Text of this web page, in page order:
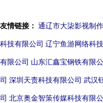
友情链接： 通辽市大柒影视制
科技有限公司 辽宁鱼游网络科
有限公司 山东汇鑫宝钢铁有限
司 深圳天责科技有限公司 武汉
司 北京奥金智策传媒科技有限